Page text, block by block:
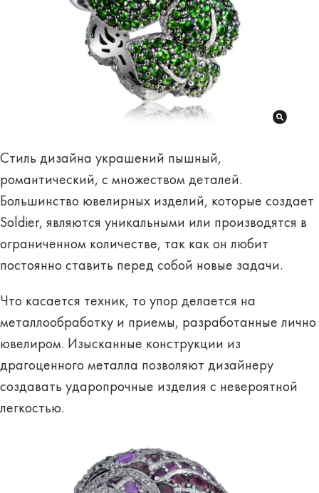
Стиль дизайна украшений пышный,
романтический, с множеством деталей.
Большинство ювелирных изделий, которые создает
Soldier, являются уникальными или производятся в
ограниченном количестве, так как он любит
постоянно ставить перед собой новые задачи.
Что касается техник, то упор делается на
металлообработку и приемы, разработанные лично
ювелиром. Изысканные конструкции из
драгоценного металла позволяют дизайнеру
создавать ударопрочные изделия с невероятной
легкостью.